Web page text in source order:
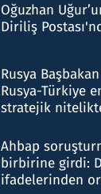
Oğuzhan
Diriliş
Rusya Başbakan
Rusya-Türkiye
stratejik
Ahbap
birbirine girdi:
ifadelerinden